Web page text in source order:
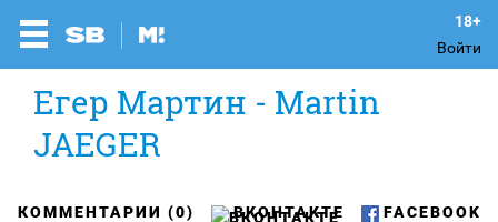
Войти
Егер Мартин - Martin
JAEGER
КОММЕНТАРИИ (0) ВКОНТАКТЕ FACEBOOK